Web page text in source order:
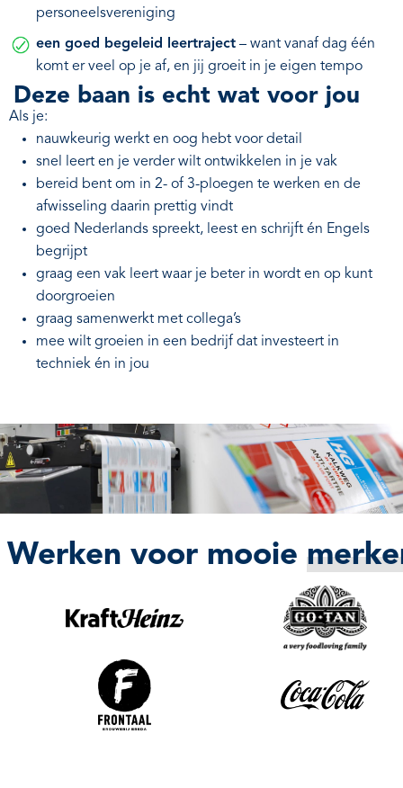
personeelsvereniging
een goed begeleid leertraject – want vanaf dag één
komt er veel op je af, en jij groeit in je eigen tempo
Deze baan is echt wat voor jou
Als je:
nauwkeurig werkt en oog hebt voor detail
snel leert en je verder wilt ontwikkelen in je vak
bereid bent om in 2- of 3-ploegen te werken en de
afwisseling daarin prettig vindt
goed Nederlands spreekt, leest en schrijft én Engels
begrijpt
graag een vak leert waar je beter in wordt en op kunt
doorgroeien
graag samenwerkt met collega’s
mee wilt groeien in een bedrijf dat investeert in
techniek én in jou
Werken voor mooie